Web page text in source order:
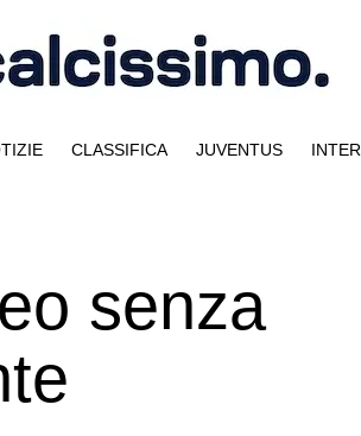
CLASSIFICA JUVENTUS INTER
senza